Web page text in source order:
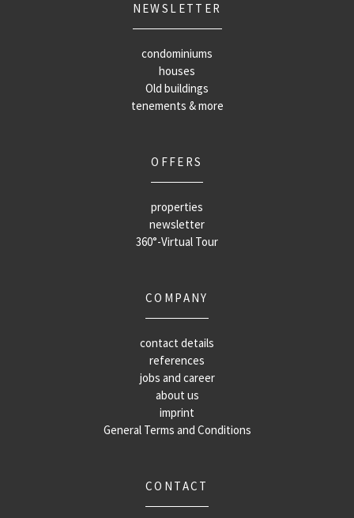
NEWSLETTER
condominiums
houses
Old buildings
tenements & more
OFFERS
properties
newsletter
360°-Virtual Tour
COMPANY
contact details
references
jobs and career
about us
imprint
General Terms and Conditions
CONTACT